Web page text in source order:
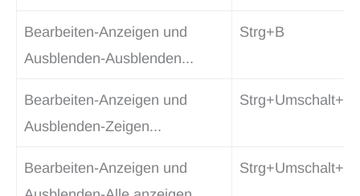
Bearbeiten-Anzeigen und
Ausblenden-Ausblenden...
Strg+B
Bearbeiten-Anzeigen und
Ausblenden-Zeigen...
Strg+Umschalt+K
Bearbeiten-Anzeigen und
Strg+Umschalt+U